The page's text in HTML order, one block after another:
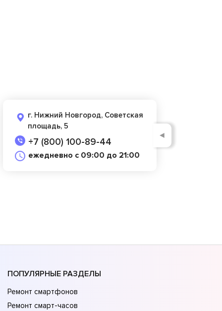
г. Нижний Новгород, Советская
площадь, 5
+7 (800) 100-89-44
ежедневно с 09:00 до 21:00
◄
ПОПУЛЯРНЫЕ РАЗДЕЛЫ
Ремонт смартфонов
Ремонт смарт-часов